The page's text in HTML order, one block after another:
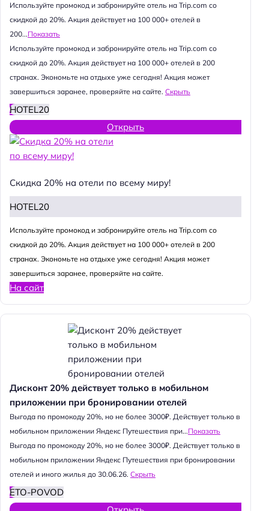
Используйте промокод и забронируйте отель на Trip.com со
скидкой до 20%. Акция действует на 100 000+ отелей в
200...Показать
Используйте промокод и забронируйте отель на Trip.com со
скидкой до 20%. Акция действует на 100 000+ отелей в 200
странах. Экономьте на отдыхе уже сегодня! Акция может
завершиться заранее, проверяйте на сайте. Скрыть
HOTEL20
Открыть
Скидка 20% на отели по всему миру!
HOTEL20
Используйте промокод и забронируйте отель на Trip.com со
скидкой до 20%. Акция действует на 100 000+ отелей в 200
странах. Экономьте на отдыхе уже сегодня! Акция может
завершиться заранее, проверяйте на сайте.
На сайт
Дисконт 20% действует только в мобильном
приложении при бронировании отелей
Выгода по промокоду 20%, но не более 3000₽. Действует только в
мобильном приложении Яндекс Путешествия при...Показать
Выгода по промокоду 20%, но не более 3000₽. Действует только в
мобильном приложении Яндекс Путешествия при бронировании
отелей и иного жилья до 30.06.26. Скрыть
ETO-POVOD